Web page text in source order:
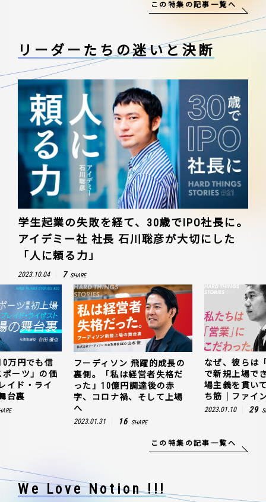
この特集の記事一覧へ
リーダーたちの迷いと決断
学生起業の失敗を経て、30歳でIPO社長に。
アイデミー社 社長 石川聡彦が大切にした
「人に頼る力」
2023.10.04 7 SHARE
万円でも信
ーツ」の価
イド・ライ
台裏
フーディソン 飛躍的成長の
裏側。「私は経営者失格だ
った」10億円調達後の赤
字、コロナ禍、そして上場
へ
2023.01.31 16 SHARE
なぜ、彼らは
で新規上場で
場主義を貫い
ち筋｜ファイ
2023.01.10 29
この特集の記事一覧へ
We Love Notion !!!